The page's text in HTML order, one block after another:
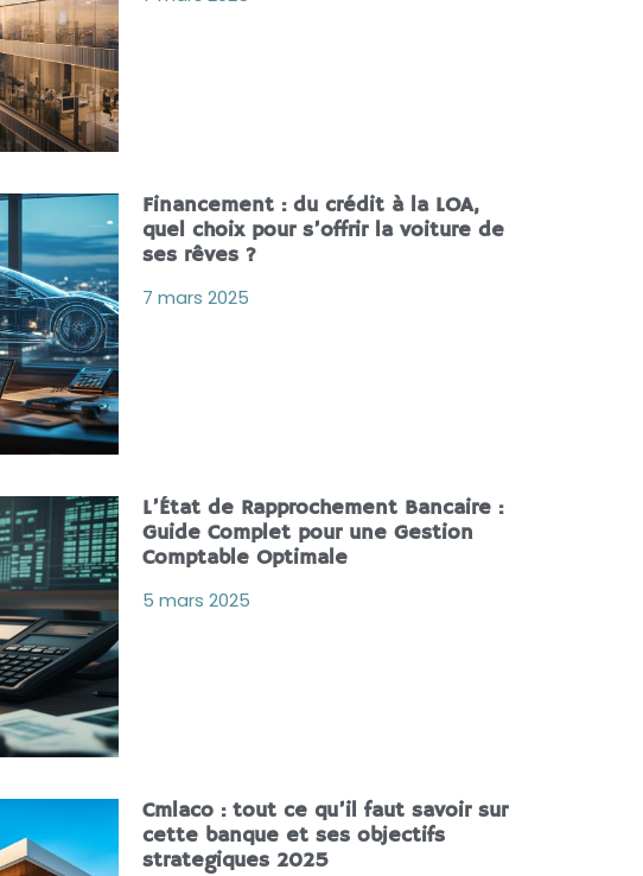
Financement : du crédit à la LOA,
quel choix pour s’offrir la voiture de
ses rêves ?
7 mars 2025
L’État de Rapprochement Bancaire :
Guide Complet pour une Gestion
Comptable Optimale
5 mars 2025
Cmlaco : tout ce qu’il faut savoir sur
cette banque et ses objectifs
strategiques 2025